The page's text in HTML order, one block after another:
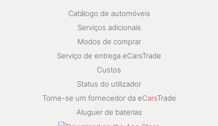
Catálogo de automóveis
Serviços adicionais
Modos de comprar
Serviço de entrega eCarsTrade
Custos
Status do utilizador
Torne-se um fornecedor da eCarsTrade
Aluguer de baterias